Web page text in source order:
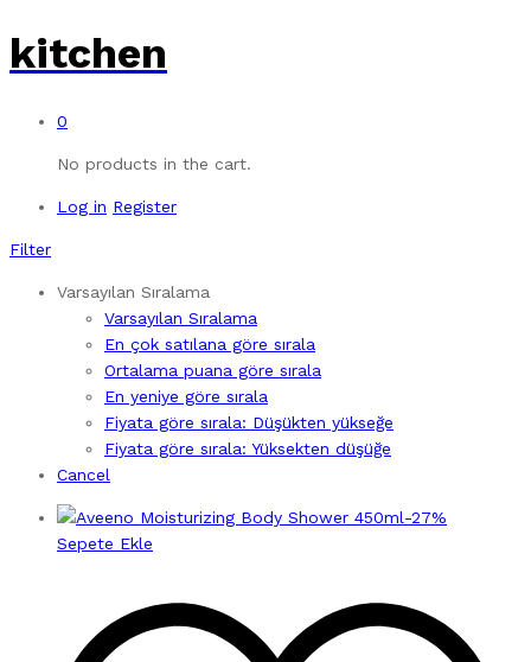
kitchen
0
No products in the cart.
Log in Register
Filter
Varsayılan Sıralama
Varsayılan Sıralama
En çok satılana göre sırala
Ortalama puana göre sırala
En yeniye göre sırala
Fiyata göre sırala: Düşükten yükseğe
Fiyata göre sırala: Yüksekten düşüğe
Cancel
-27%
Sepete Ekle